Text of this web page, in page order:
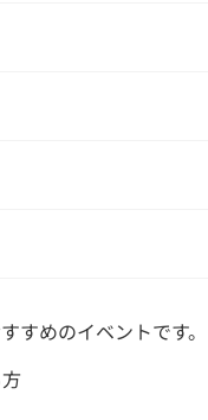
すめのイベントです。